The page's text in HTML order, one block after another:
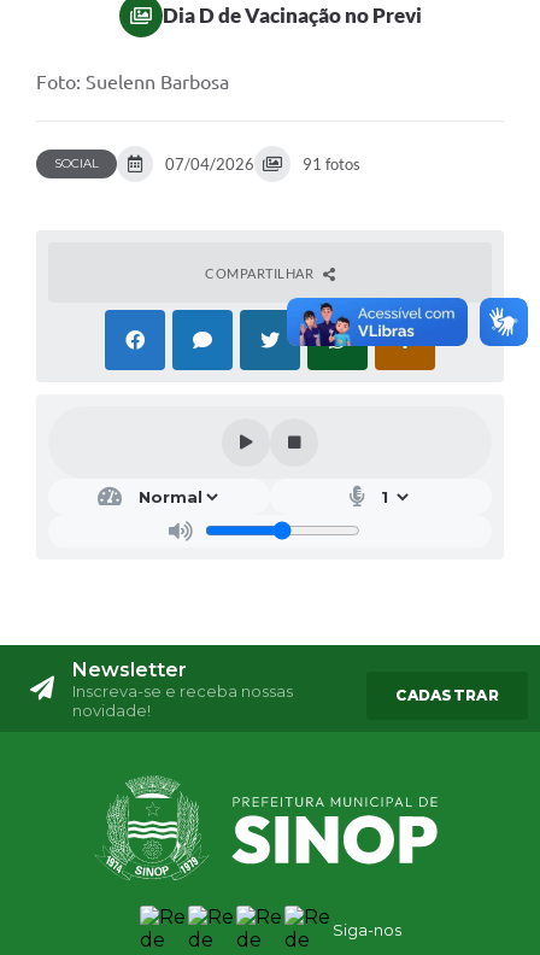
Dia D de Vacinação no Previ
Foto: Suelenn Barbosa
SOCIAL 07/04/2026 91 fotos
COMPARTILHAR
Newsletter
Inscreva-se e receba nossas
novidade!
CADASTRAR
Siga-nos